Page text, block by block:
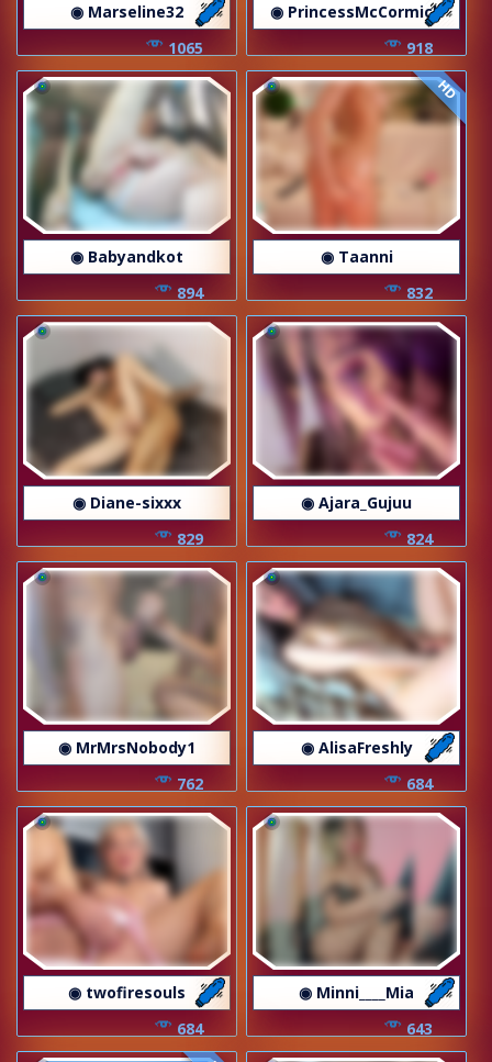
◉ Marseline32
1065
◉ PrincessMcCormick
918
◉ Babyandkot
894
HD
◉ Taanni
832
◉ Diane-sixxx
829
◉ Ajara_Gujuu
824
◉ MrMrsNobody1
762
◉ AlisaFreshly
684
◉ twofiresouls
684
◉ Minni____Mia
643